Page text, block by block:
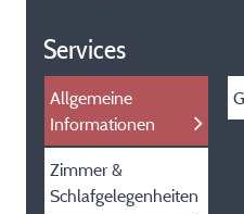
Services
Allgemeine
Informationen
Zimmer &
Schlafgelegenheiten